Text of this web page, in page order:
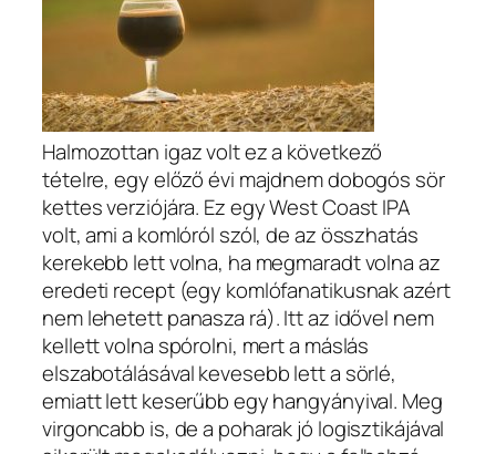
Halmozottan igaz volt ez a következő
tételre, egy előző évi majdnem dobogós sör
kettes verziójára. Ez egy West Coast IPA
volt, ami a komlóról szól, de az összhatás
kerekebb lett volna, ha megmaradt volna az
eredeti recept (egy komlófanatikusnak azért
nem lehetett panasza rá). Itt az idővel nem
kellett volna spórolni, mert a máslás
elszabotálásával kevesebb lett a sörlé,
emiatt lett keserűbb egy hangyányival. Meg
virgoncabb is, de a poharak jó logisztikájával